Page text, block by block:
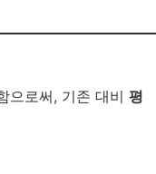
으로써, 기존 대비 평